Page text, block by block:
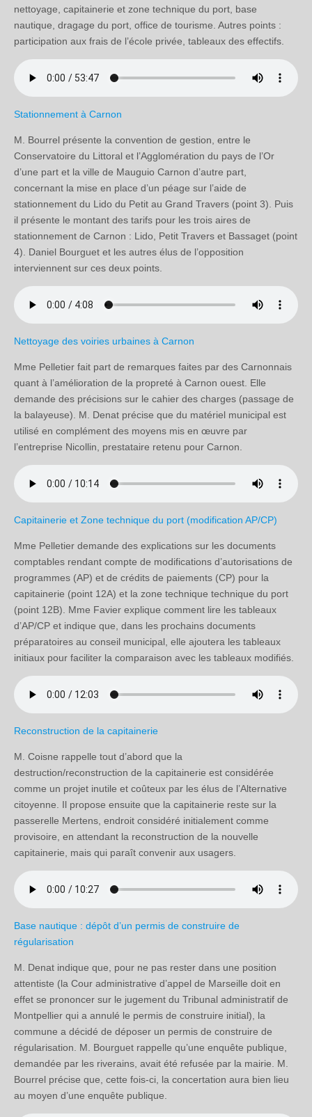
nettoyage, capitainerie et zone technique du port, base
nautique, dragage du port, office de tourisme. Autres points :
participation aux frais de l’école privée, tableaux des effectifs.
Stationnement à Carnon
M. Bourrel présente la convention de gestion, entre le
Conservatoire du Littoral et l’Agglomération du pays de l’Or
d’une part et la ville de Mauguio Carnon d’autre part,
concernant la mise en place d’un péage sur l’aide de
stationnement du Lido du Petit au Grand Travers (point 3). Puis
il présente le montant des tarifs pour les trois aires de
stationnement de Carnon : Lido, Petit Travers et Bassaget (point
4). Daniel Bourguet et les autres élus de l’opposition
interviennent sur ces deux points.
Nettoyage des voiries urbaines à Carnon
Mme Pelletier fait part de remarques faites par des Carnonnais
quant à l’amélioration de la propreté à Carnon ouest. Elle
demande des précisions sur le cahier des charges (passage de
la balayeuse). M. Denat précise que du matériel municipal est
utilisé en complément des moyens mis en œuvre par
l’entreprise Nicollin, prestataire retenu pour Carnon.
Capitainerie et Zone technique du port (modification AP/CP)
Mme Pelletier demande des explications sur les documents
comptables rendant compte de modifications d’autorisations de
programmes (AP) et de crédits de paiements (CP) pour la
capitainerie (point 12A) et la zone technique technique du port
(point 12B). Mme Favier explique comment lire les tableaux
d’AP/CP et indique que, dans les prochains documents
préparatoires au conseil municipal, elle ajoutera les tableaux
initiaux pour faciliter la comparaison avec les tableaux modifiés.
Reconstruction de la capitainerie
M. Coisne rappelle tout d’abord que la
destruction/reconstruction de la capitainerie est considérée
comme un projet inutile et coûteux par les élus de l’Alternative
citoyenne. Il propose ensuite que la capitainerie reste sur la
passerelle Mertens, endroit considéré initialement comme
provisoire, en attendant la reconstruction de la nouvelle
capitainerie, mais qui paraît convenir aux usagers.
Base nautique : dépôt d’un permis de construire de
régularisation
M. Denat indique que, pour ne pas rester dans une position
attentiste (la Cour administrative d’appel de Marseille doit en
effet se prononcer sur le jugement du Tribunal administratif de
Montpellier qui a annulé le permis de construire initial), la
commune a décidé de déposer un permis de construire de
régularisation. M. Bourguet rappelle qu’une enquête publique,
demandée par les riverains, avait été refusée par la mairie. M.
Bourrel précise que, cette fois-ci, la concertation aura bien lieu
au moyen d’une enquête publique.